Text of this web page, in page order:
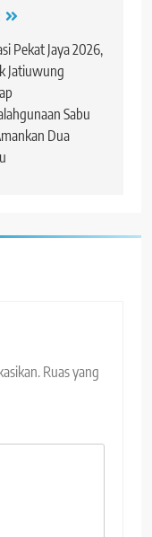
Pekat Jaya 2026,
Jatiuwung
Sabu
Dua
Ruas yang